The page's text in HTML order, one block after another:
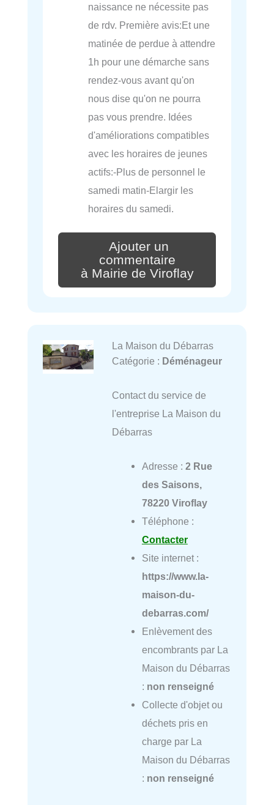
naissance ne nécessite pas
de rdv. Première avis:Et une
matinée de perdue à attendre
1h pour une démarche sans
rendez-vous avant qu'on
nous dise qu'on ne pourra
pas vous prendre. Idées
d'améliorations compatibles
avec les horaires de jeunes
actifs:-Plus de personnel le
samedi matin-Elargir les
horaires du samedi.
Ajouter un
commentaire
à Mairie de Viroflay
La Maison du Débarras
Catégorie : Déménageur
Contact du service de
l'entreprise La Maison du
Débarras
Adresse : 2 Rue
des Saisons,
78220 Viroflay
Téléphone :
Contacter
Site internet :
https://www.la-
maison-du-
debarras.com/
Enlèvement des
encombrants par La
Maison du Débarras
: non renseigné
Collecte d'objet ou
déchets pris en
charge par La
Maison du Débarras
: non renseigné